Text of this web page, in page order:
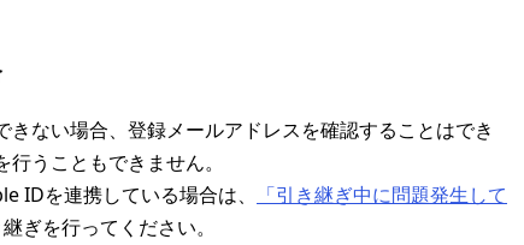
きない場合、登録メールアドレスを確認することはでき
うこともできません。
IDを連携している場合は、
「引き継ぎ中に問題発生して
ぎを行ってください。